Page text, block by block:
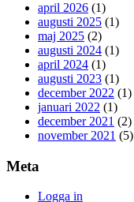
april 2026 (1)
augusti 2025 (1)
maj 2025 (2)
augusti 2024 (1)
april 2024 (1)
augusti 2023 (1)
december 2022 (1)
januari 2022 (1)
december 2021 (2)
november 2021 (5)
Meta
Logga in